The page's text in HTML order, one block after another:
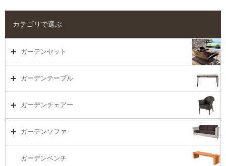
カテゴリで選ぶ
ガーデンセット
ガーデンセット（海外在庫）
ラウンジ・ベッド
ガーデンテーブル
ガーデンテーブルTOP
ガーデンチェアー
ガーデンチェアーTOP
ガーデンソファ
ガーデンソファTOP
ガーデンベンチ